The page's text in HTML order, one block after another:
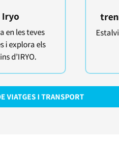
Iryo
en les teves
i explora els
d’IRYO.
VIATGES I TRANSPORT